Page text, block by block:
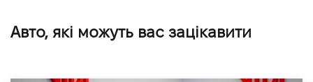
Авто, які можуть вас зацікавити